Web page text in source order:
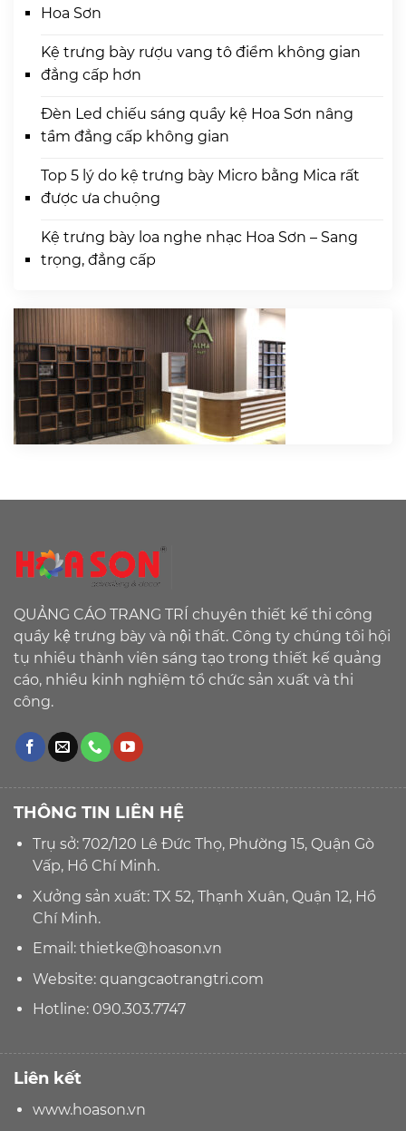
Hoa Sơn
Kệ trưng bày rượu vang tô điểm không gian
đẳng cấp hơn
Đèn Led chiếu sáng quầy kệ Hoa Sơn nâng
tầm đẳng cấp không gian
Top 5 lý do kệ trưng bày Micro bằng Mica rất
được ưa chuộng
Kệ trưng bày loa nghe nhạc Hoa Sơn – Sang
trọng, đẳng cấp
QUẢNG CÁO TRANG TRÍ chuyên thiết kế thi công
quầy kệ trưng bày và nội thất. Công ty chúng tôi hội
tụ nhiều thành viên sáng tạo trong thiết kế quảng
cáo, nhiều kinh nghiệm tổ chức sản xuất và thi
công.
THÔNG TIN LIÊN HỆ
Trụ sở: 702/120 Lê Đức Thọ, Phường 15, Quận Gò
Vấp, Hồ Chí Minh.
Xưởng sản xuất: TX 52, Thạnh Xuân, Quận 12, Hồ
Chí Minh.
Email: thietke@hoason.vn
Website:quangcaotrangtri.com
Hotline: 090.303.7747
Liên kết
www.hoason.vn